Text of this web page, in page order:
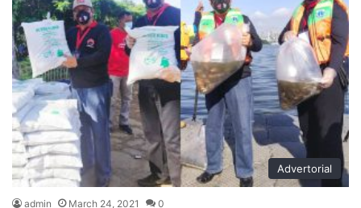
Advertorial
admin March 24, 2021 0